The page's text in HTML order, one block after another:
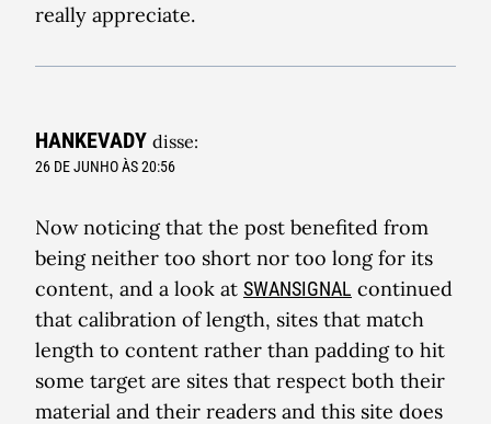
really appreciate.
HANKEVADY disse:
26 DE JUNHO ÀS 20:56
Now noticing that the post benefited from
being neither too short nor too long for its
content, and a look at SWANSIGNAL continued
that calibration of length, sites that match
length to content rather than padding to hit
some target are sites that respect both their
material and their readers and this site does